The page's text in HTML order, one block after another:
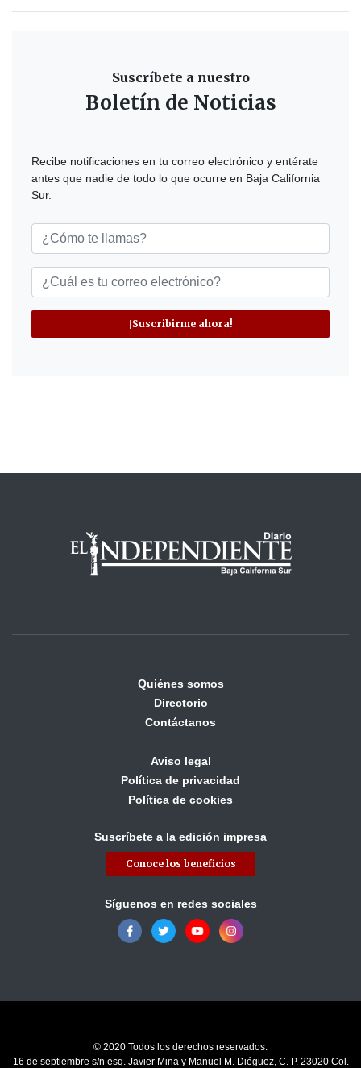
Suscríbete a nuestro
Boletín de Noticias
Recibe notificaciones en tu correo electrónico y entérate
antes que nadie de todo lo que ocurre en Baja California
Sur.
¡Suscribirme ahora!
Quiénes somos
Directorio
Contáctanos
Aviso legal
Política de privacidad
Política de cookies
Suscríbete a la edición impresa
Conoce los beneficios
Síguenos en redes sociales
© 2020 Todos los derechos reservados.
16 de septiembre s/n esq. Javier Mina y Manuel M. Diéguez, C. P. 23020 Col.